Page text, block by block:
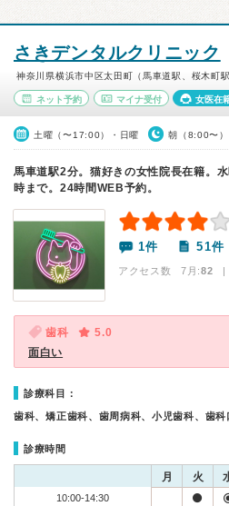
さきデンタルクリニック
神奈川県横浜市中区太田町（馬車道駅、桜木町駅
ネット予約 マイナ受付 女医在
土曜（〜17:00）・日曜 朝（8:00〜）
馬車道駅2分。猫好きの女性院長在籍。
時まで。24時間WEB予約。
1件 51件
アクセス数 7月:82 |
歯科
5.0
面白い
診療科目：
歯科、矯正歯科、歯周病科、小児歯科、歯
診療時間
月 火
10:00-14:30